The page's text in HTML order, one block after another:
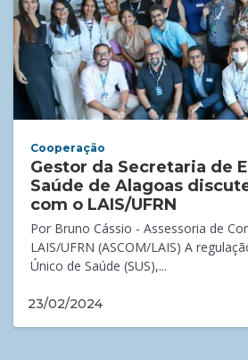
Cooperação
Gestor da Secretaria de
Saúde de Alagoas
com o LAIS/UFRN
Por Bruno Cássio - Assessoria de
LAIS/UFRN (ASCOM/LAIS) A
Único de Saúde (SUS),...
23/02/2024